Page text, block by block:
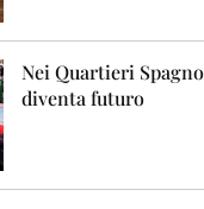
Nei Quartieri
diventa futuro